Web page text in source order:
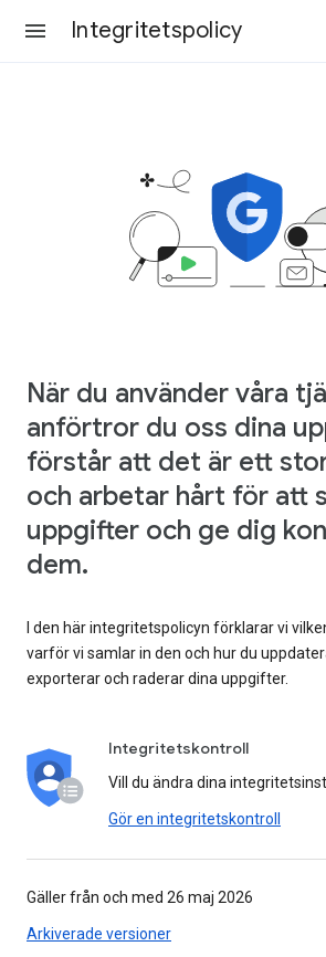
Integritetspolicy
När du använder våra
anförtror du oss dina
förstår att det är ett
och arbetar hårt för att
uppgifter och ge dig
dem.
I den här integritetspolicyn förklarar vi
varför vi samlar in den och hur du
exporterar och raderar dina uppgifter.
Integritetskontroll
Vill du ändra dina
Gör en integritetskontroll
Gäller från och med 26 maj 2026
Arkiverade versioner